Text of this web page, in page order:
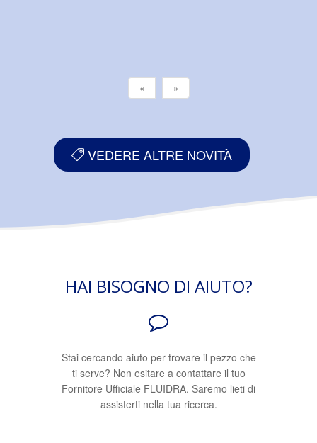
« »
VEDERE ALTRE NOVITÀ
HAI BISOGNO DI AIUTO?
Stai cercando aiuto per trovare il pezzo che
ti serve? Non esitare a contattare il tuo
Fornitore Ufficiale FLUIDRA. Saremo lieti di
assisterti nella tua ricerca.